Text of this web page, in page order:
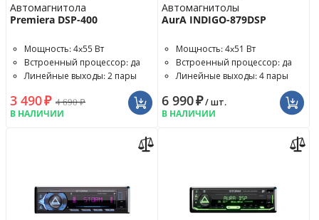
Автомагнитола
Premiera DSP-400
Мощность: 4x55 Вт
Встроенный процессор: да
Линейные выходы: 2 пары
3 490₽ 4 690₽
В НАЛИЧИИ
Автомагнитолы
AurA INDIGO-879DSP
Мощность: 4x51 Вт
Встроенный процессор: да
Линейные выходы: 4 пары
6 990₽/ шт.
В НАЛИЧИИ